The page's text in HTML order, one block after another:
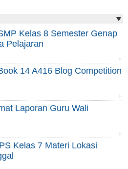
Kelas 8 Semester Genap
Pelajaran
14 A416 Blog Competition
Laporan Guru Wali
Kelas 7 Materi Lokasi